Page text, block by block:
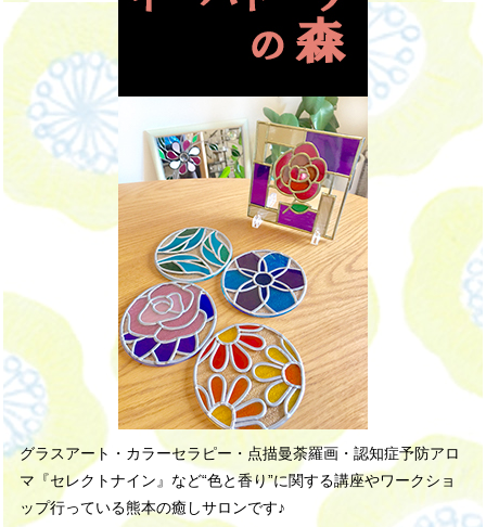
グラスアート・カラーセラピー・点描曼荼羅画・認知症予防アロ
マ『セレクトナイン』など“色と香り”に関する講座やワークショ
ップ行っている熊本の癒しサロンです♪